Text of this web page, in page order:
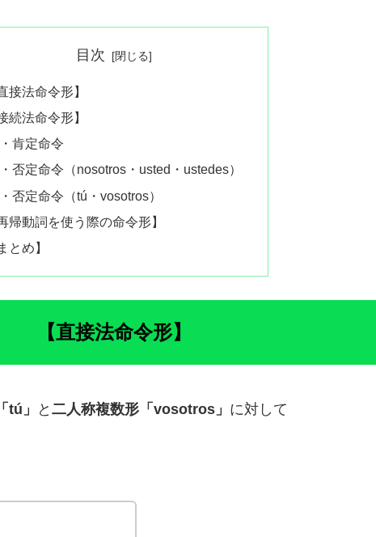
目次
接法命令形】
続法命令形】
・肯定命令
・否定命令（nosotros・usted・ustedes）
・否定命令（tú・vosotros）
帰動詞を使う際の命令形】
とめ】
【直接法命令形】
tú」 と 二人称複数形「vosotros」 に対して